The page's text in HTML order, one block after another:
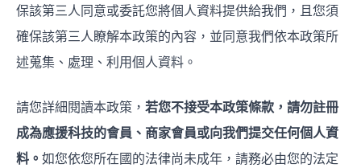
保該第三人同意或委託您將個人資料提供給我們，且您須
確保該第三人瞭解本政策的內容，並同意我們依本政策所
述蒐集、處理、利用個人資料。
請您詳細閱讀本政策， 若您不接受本政策條款，請勿註冊
成為應援科技的會員、商家會員或向我們提交任何個人資
料。 如您依您所在國的法律尚未成年，請務必由您的法定